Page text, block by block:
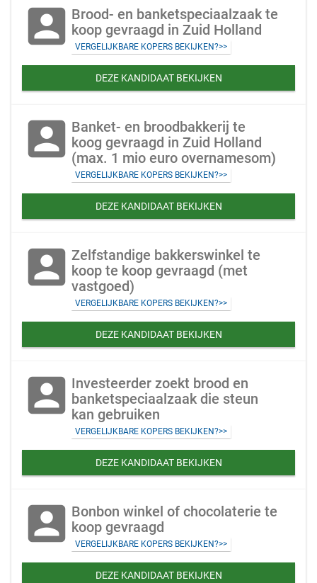
account_box Brood- en banketspeciaalzaak te
koop gevraagd in Zuid Holland
VERGELIJKBARE KOPERS BEKIJKEN?>>
DEZE KANDIDAAT BEKIJKEN
account_box Banket- en broodbakkerij te
koog gevraagd in Zuid Holland
(max. 1 mio euro overnamesom)
VERGELIJKBARE KOPERS BEKIJKEN?>>
DEZE KANDIDAAT BEKIJKEN
account_box Zelfstandige bakkerswinkel te
koop te koop gevraagd (met
vastgoed)
VERGELIJKBARE KOPERS BEKIJKEN?>>
DEZE KANDIDAAT BEKIJKEN
account_box Investeerder zoekt brood en
banketspeciaalzaak die steun
kan gebruiken
VERGELIJKBARE KOPERS BEKIJKEN?>>
DEZE KANDIDAAT BEKIJKEN
account_box Bonbon winkel of chocolaterie te
koop gevraagd
VERGELIJKBARE KOPERS BEKIJKEN?>>
DEZE KANDIDAAT BEKIJKEN